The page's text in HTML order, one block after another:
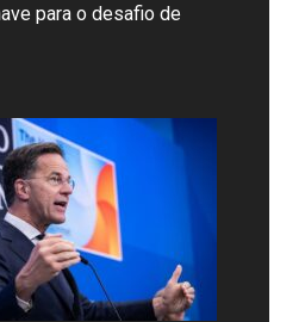
para o desafio de